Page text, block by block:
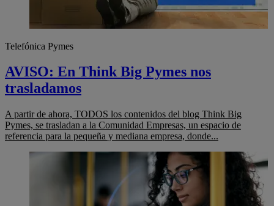
Telefónica Pymes
AVISO: En Think Big Pymes nos
trasladamos
A partir de ahora, TODOS los contenidos del blog Think Big
Pymes, se trasladan a la Comunidad Empresas, un espacio de
referencia para la pequeña y mediana empresa, donde...